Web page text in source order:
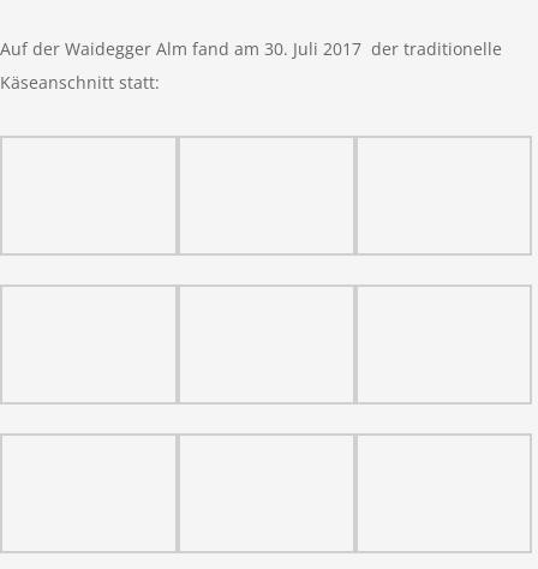
Auf der Waidegger Alm fand am 30. Juli 2017 der traditionelle
Käseanschnitt statt: